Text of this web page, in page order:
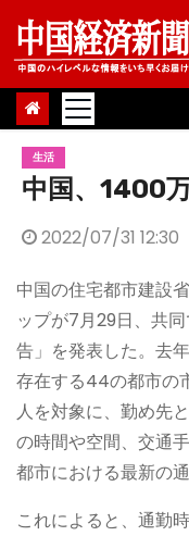
Skip
content
生活
中国、1400
2022/07/31 12:30
中国の住宅都市建設
ップが7月29日、共
告」を発表した。去
存在する44の都市の
人を対象に、勤め先
の時間や空間、交通
都市における最新の
これによると、通勤